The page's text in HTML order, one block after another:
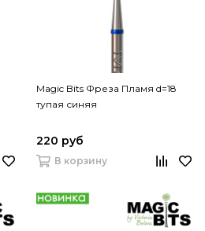
Magic Bits Фреза Пламя d=18
тупая синяя
220 руб
В корзину